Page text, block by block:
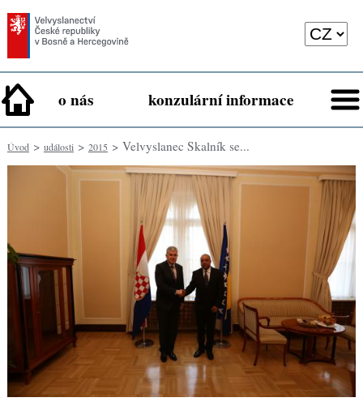
o nás konzulární informace
Úvod> události> 2015 > Velvyslanec Skalník se...